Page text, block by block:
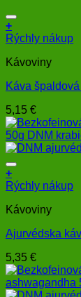
+
Rýchly nákup
Kávoviny
Káva
5,15 €
+
Rýchly nákup
Kávoviny
Ajurvédska
5,35 €